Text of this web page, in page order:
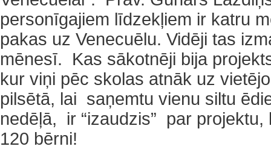
personīgajiem līdzekļiem ir katru
pakas uz Venecuēlu. Vidēji tas
mēnesī. Kas sākotnēji bija
kur viņi pēc skolas atnāk uz
pilsētā, lai saņemtu vienu siltu
nedēļā, ir “izaudzis” par projektu,
120 bērni!